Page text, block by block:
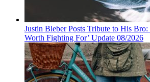
Justin Bleber Posts Tribute to His Bro:
Worth Fighting For’ Update 08/2026